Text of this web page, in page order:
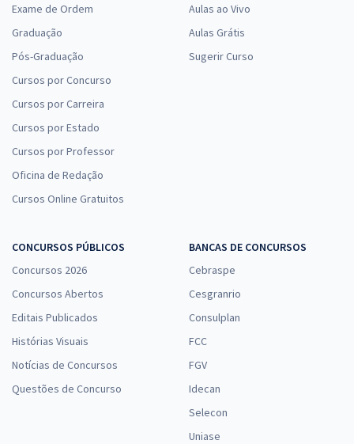
Exame de Ordem
Graduação
Pós-Graduação
Cursos por Concurso
Cursos por Carreira
Cursos por Estado
Cursos por Professor
Oficina de Redação
Cursos Online Gratuitos
Aulas ao Vivo
Aulas Grátis
Sugerir Curso
CONCURSOS PÚBLICOS
Concursos 2026
Concursos Abertos
Editais Publicados
Histórias Visuais
Notícias de Concursos
Questões de Concurso
BANCAS DE CONCURSOS
Cebraspe
Cesgranrio
Consulplan
FCC
FGV
Idecan
Selecon
Uniase